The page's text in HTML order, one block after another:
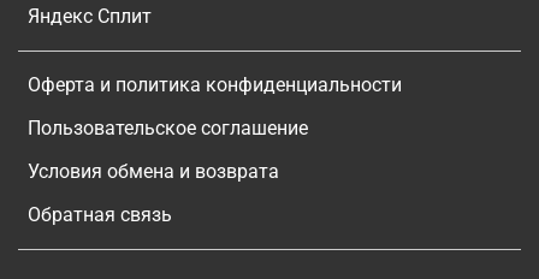
Яндекс Сплит
Оферта и политика конфиденциальности
Пользовательское соглашение
Условия обмена и возврата
Обратная связь